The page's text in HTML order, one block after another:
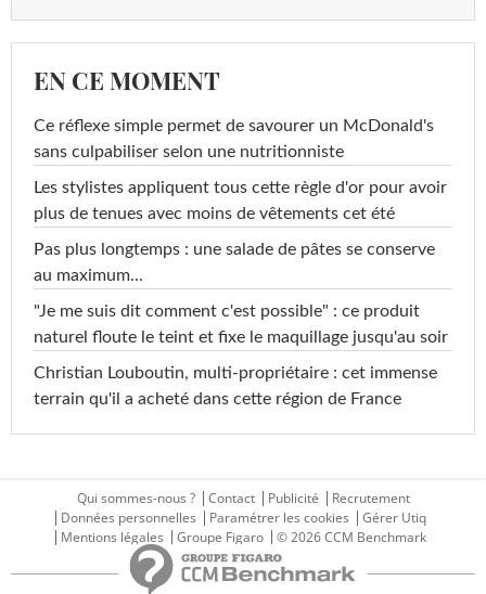
EN CE MOMENT
Ce réflexe simple permet de savourer un McDonald's
sans culpabiliser selon une nutritionniste
Les stylistes appliquent tous cette règle d'or pour avoir
plus de tenues avec moins de vêtements cet été
Pas plus longtemps : une salade de pâtes se conserve
au maximum...
"Je me suis dit comment c'est possible" : ce produit
naturel floute le teint et fixe le maquillage jusqu'au soir
Christian Louboutin, multi-propriétaire : cet immense
terrain qu'il a acheté dans cette région de France
Qui sommes-nous ? Contact Publicité
Recrutement
Données personnelles
Paramétrer les cookies
Gérer Utiq
Mentions légales
Groupe Figaro © 2026 CCM Benchmark